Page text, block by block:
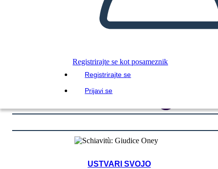
Registrirajte se kot posameznik
Registrirajte se
Prijavi se
USTVARI SVOJO